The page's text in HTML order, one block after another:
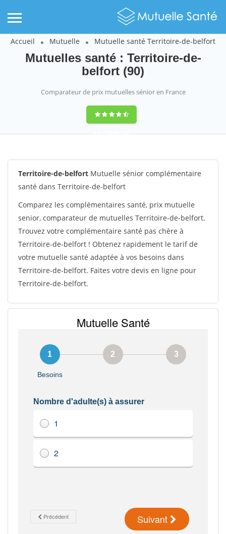
Accueil Mutuelle Mutuelle santé Territoire-de-belfort
Mutuelles santé : Territoire-de-
belfort (90)
Comparateur de prix mutuelles sénior en France
9,3(100%)152
Territoire-de-belfort Mutuelle sénior complémentaire
santé dans Territoire-de-belfort
Comparez les complémentaires santé, prix mutuelle
senior, comparateur de mutuelles Territoire-de-belfort.
Trouvez votre complémentaire santé pas chère à
Territoire-de-belfort ! Obtenez rapidement le tarif de
votre mutuelle santé adaptée à vos besoins dans
Territoire-de-belfort. Faites votre devis en ligne pour
Territoire-de-belfort.